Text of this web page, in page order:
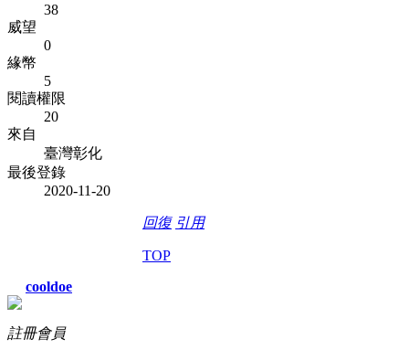
38
威望
0
緣幣
5
閱讀權限
20
來自
臺灣彰化
最後登錄
2020-11-20
回復 引用
TOP
cooldoe
註冊會員